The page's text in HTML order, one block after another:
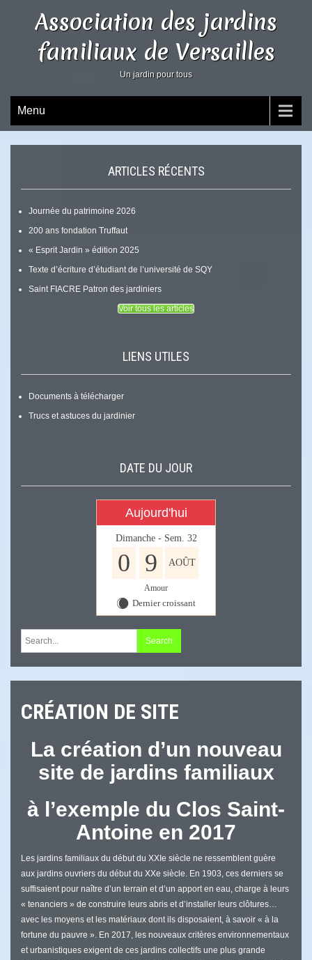
Association des jardins
familiaux de Versailles
Un jardin pour tous
Menu
ARTICLES RÉCENTS
Journée du patrimoine 2026
200 ans fondation Truffaut
« Esprit Jardin » édition 2025
Texte d’écriture d’étudiant de l’université de SQY
Saint FIACRE Patron des jardiniers
Voir tous les articles
LIENS UTILES
Documents à télécharger
Trucs et astuces du jardinier
DATE DU JOUR
Aujourd'hui
Dimanche - Sem. 32
0 9 AOÛT
Amour
X Dernier croissant
CRÉATION DE SITE
La création d’un nouveau
site de jardins familiaux
à l’exemple du Clos Saint-
Antoine en 2017
Les jardins familiaux du début du XXIe siècle ne ressemblent guère
aux jardins ouvriers du début du XXe siècle. En 1903, ces derniers se
suffisaient pour naître d’un terrain et d’un apport en eau, charge à leurs
« tenanciers » de construire leurs abris et d’installer leurs clôtures…
avec les moyens et les matériaux dont ils disposaient, à savoir « à la
fortune du pauvre ». En 2017, les nouveaux critères environnementaux
et urbanistiques exigent de ces jardins collectifs une plus grande